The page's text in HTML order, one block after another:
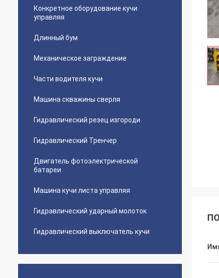
Конкретное оборудование кучи
управляя
Длинный бум
Механическое заграждение
Части водителя кучи
Машина скважины сверля
Гидравлический резец изгороди
Гидравлический Тренчер
Двигатель фотоэлектрической
батареи
Машина кучи листа управляя
Гидравлический ударный молоток
Гидравлический выключатель кучи